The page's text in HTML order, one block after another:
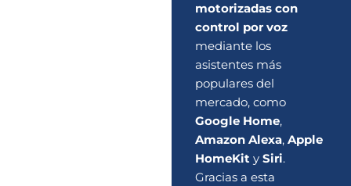
motorizadas con
control por voz
mediante los
asistentes más
populares del
mercado, como
Google Home,
Amazon Alexa, Apple
HomeKity Siri.
Gracias a esta